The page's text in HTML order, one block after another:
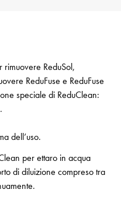
rimuovere ReduSol,
ReduFuse e ReduFuse
speciale di ReduClean:
dell’uso.
per ettaro in acqua
di diluizione compreso tra